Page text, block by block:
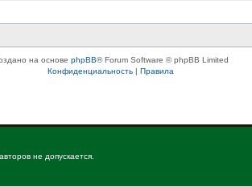
на основеphpBB® Forum Software © phpBB Limited
Конфиденциальность |Правила
не допускается.